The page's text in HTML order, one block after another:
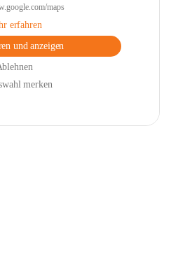
maps
erfahren
und anzeigen
merken